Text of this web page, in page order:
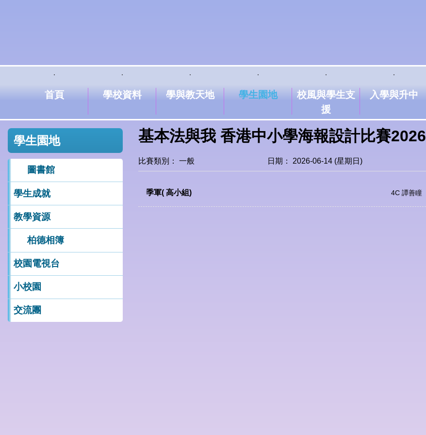
首頁 學校資料 學與教天地 學生園地
校風與學生支
援
入學與升中
學生園地
圖書館
學生成就
教學資源
柏德相簿
校園電視台
小校園
交流團
基本法與我 香港中小學海報設計比賽2026
比賽類別： 一般 日期： 2026-06-14 (星期日)